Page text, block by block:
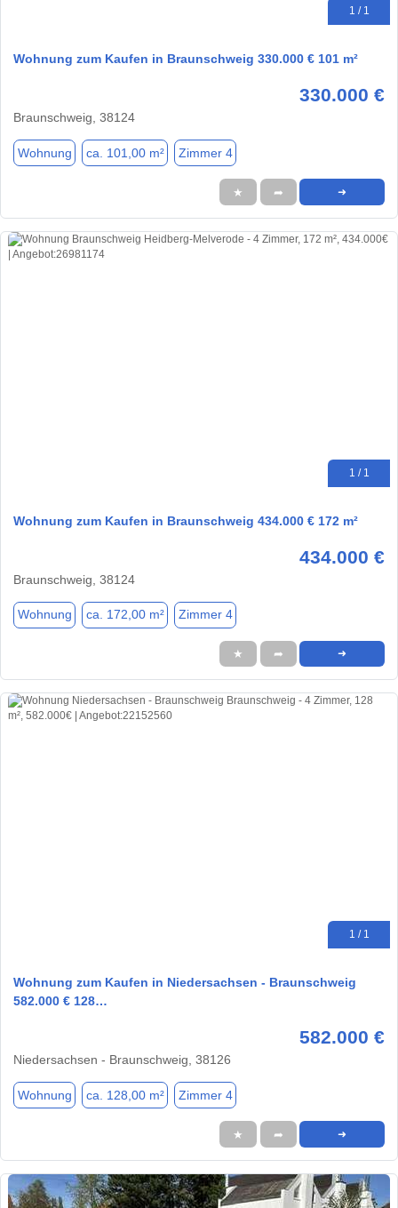
1 / 1
Wohnung zum Kaufen in Braunschweig 330.000 € 101 m²
330.000 €
Braunschweig, 38124
Wohnung ca. 101,00 m² Zimmer 4
★ ➦ ➜
1 / 1
Wohnung zum Kaufen in Braunschweig 434.000 € 172 m²
434.000 €
Braunschweig, 38124
Wohnung ca. 172,00 m² Zimmer 4
★ ➦ ➜
1 / 1
Wohnung zum Kaufen in Niedersachsen - Braunschweig
582.000 € 128…
582.000 €
Niedersachsen - Braunschweig, 38126
Wohnung ca. 128,00 m² Zimmer 4
★ ➦ ➜